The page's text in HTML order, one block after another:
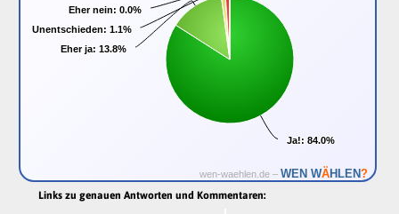
Ja!: 84.0%
Ja!: 84.0%
Eher ja: 13.8%
Eher ja: 13.8%
Unentschieden: 1.1%
Unentschieden: 1.1%
Eher nein: 0.0%
Eher nein: 0.0%
wen-waehlen.de – WEN WÄHLEN?
Links zu genauen Antworten und Kommentaren: